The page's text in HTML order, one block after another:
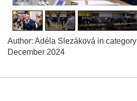
Author: Adéla Slezáková in category
December 2024